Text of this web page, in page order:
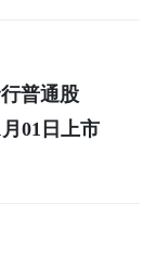
普通股
01日上市